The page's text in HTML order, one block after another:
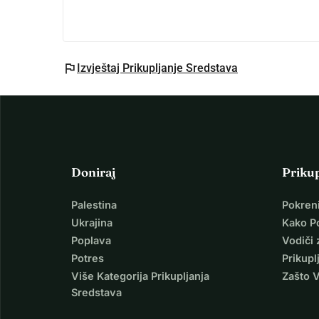
flag Izvještaj Prikupljanje Sredstava
Doniraj
Palestina
Ukrajina
Poplava
Potres
Više Kategorija Prikupljanja
Sredstava
Kako
Vodiči
Zašto